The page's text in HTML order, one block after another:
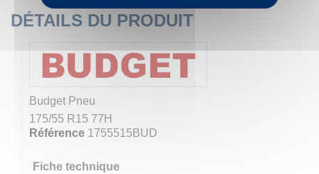
DÉTAILS DU PRODUIT
Budget Pneu
175/55 R15 77H
Référence 1755515BUD
Fiche technique